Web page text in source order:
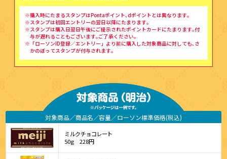
※購入時にたまるスタンプはPontaポイント､dポイントとは異なります｡
※スタンプは初回エントリーの翌日以降にたまります｡
※スタンプは購入日翌日午後にご提示されたポイントカードにたまります｡付
与が遅れることもございます｡ご了承ください｡
※「ローソンID登録／エントリー」より前に購入した対象商品に対しても､さ
かのぼってスタンプが付与されます｡
対象商品 商品名 容量 ローソン標準価格(税込)
ミルクチョコレート
50g
228円